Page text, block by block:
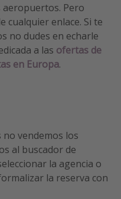
destinos
aeropuertos. Pero
cualquier enlace. Si te
no dudes en echarle
a las ofertas de
en Europa.
no vendemos los
al buscador de
la agencia o
la reserva con